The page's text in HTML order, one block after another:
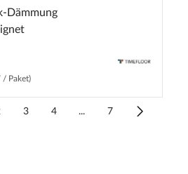
Dämmung
/ Paket)
3 4 ... 7